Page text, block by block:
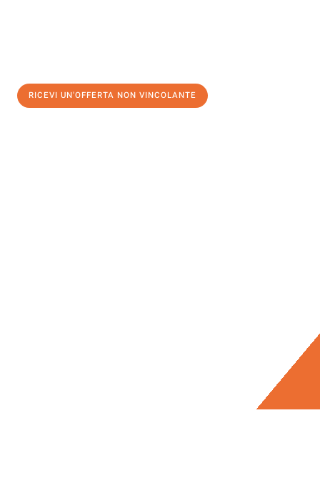
RICEVI UN'OFFERTA NON VINCOLANTE